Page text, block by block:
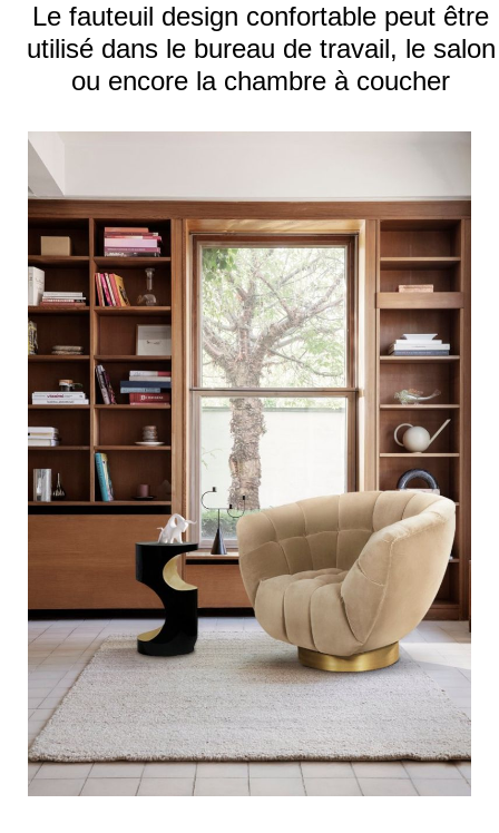
Le fauteuil design confortable peut être
utilisé dans le bureau de travail, le salon
ou encore la chambre à coucher